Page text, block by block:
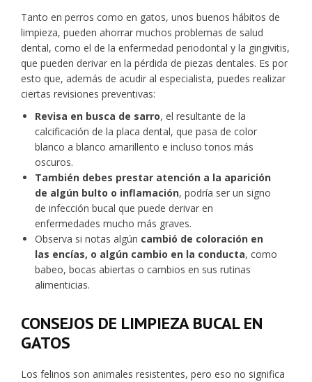
Tanto en perros como en gatos, unos buenos hábitos de
limpieza, pueden ahorrar muchos problemas de salud
dental, como el de la enfermedad periodontal y la gingivitis,
que pueden derivar en la pérdida de piezas dentales. Es por
esto que, además de acudir al especialista, puedes realizar
ciertas revisiones preventivas:
Revisa en busca de sarro, el resultante de la
calcificación de la placa dental, que pasa de color
blanco a blanco amarillento e incluso tonos más
oscuros.
También debes prestar atención a la aparición
de algún bulto o inflamación, podría ser un signo
de infección bucal que puede derivar en
enfermedades mucho más graves.
Observa si notas algún cambió de coloración en
las encías, o algún cambio en la conducta, como
babeo, bocas abiertas o cambios en sus rutinas
alimenticias.
CONSEJOS DE LIMPIEZA BUCAL EN
GATOS
Los felinos son animales resistentes, pero eso no significa